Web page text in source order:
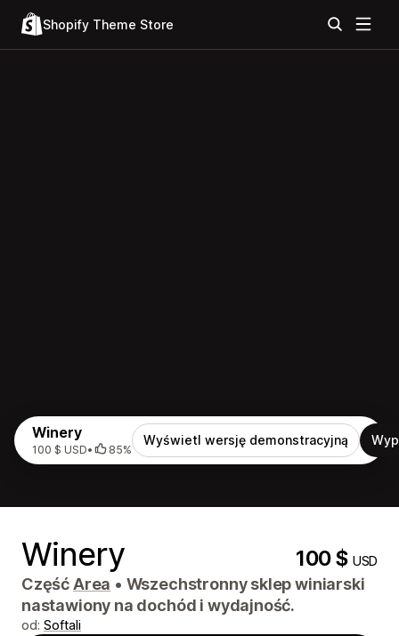
Shopify Theme Store
Winery
100 $ USD• 85%
Wyświetl wersję demonstracyjną
Winery 100 $USD
CzęśćArea • Wszechstronny sklep winiarski
nastawiony na dochód i wydajność.
od: Softali